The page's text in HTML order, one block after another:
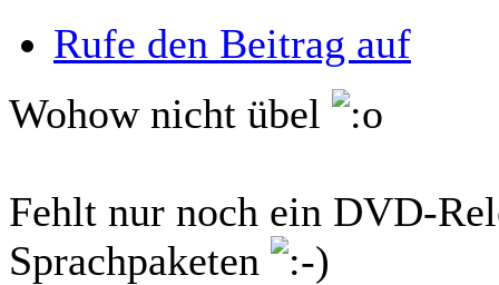
Rufe den Beitrag auf
Wohow nicht übel
Fehlt nur noch ein DVD-
Sprachpaketen